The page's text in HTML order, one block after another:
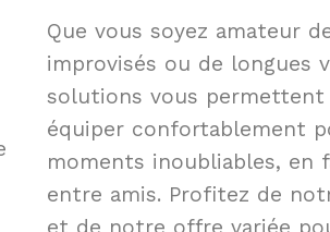
Que vous soyez amateur
improvisés ou de longues
solutions vous permettent
équiper confortablement
moments inoubliables, en
entre amis. Profitez de
et de notre offre variée